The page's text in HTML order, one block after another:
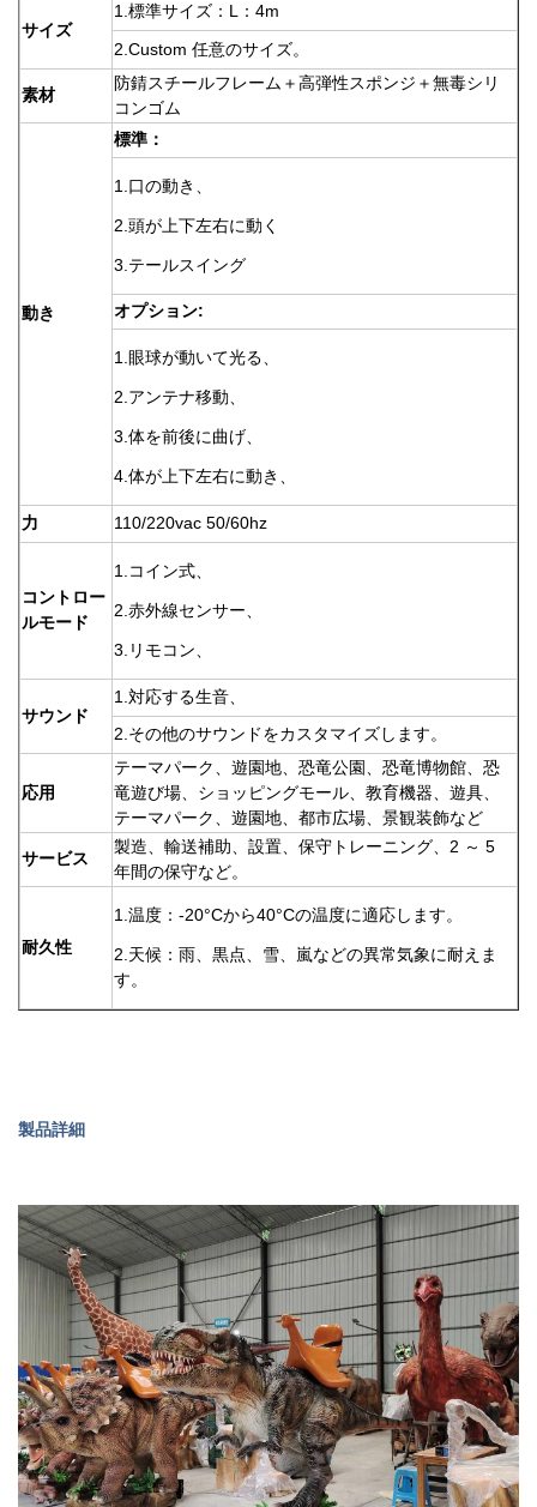
サイズ
1.標準サイズ：L：4m
2.Custom 任意のサイズ。
素材
防錆スチールフレーム＋高弾性スポンジ＋無毒シリ
コンゴム
動き
標準：
1.口の動き、
2.頭が上下左右に動く
3.テールスイング
オプション:
1.眼球が動いて光る、
2.アンテナ移動、
3.体を前後に曲げ、
4.体が上下左右に動き、
力 110/220vac 50/60hz
コントロー
ルモード
1.コイン式、
2.赤外線センサー、
3.リモコン、
サウンド
1.対応する生音、
2.その他のサウンドをカスタマイズします。
応用
テーマパーク、遊園地、恐竜公園、恐竜博物館、恐
竜遊び場、ショッピングモール、教育機器、遊具、
テーマパーク、遊園地、都市広場、景観装飾など
サービス
製造、輸送補助、設置、保守トレーニング、2 ～ 5
年間の保守など。
耐久性
1.温度：-20°Cから40°Cの温度に適応します。
2.天候：雨、黒点、雪、嵐などの異常気象に耐えま
す。
製品詳細